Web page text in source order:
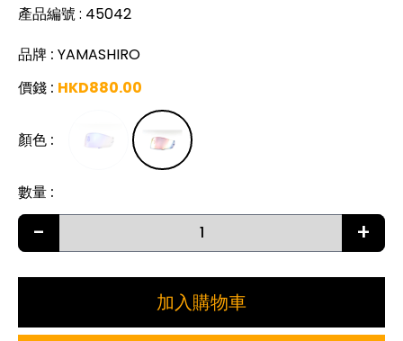
產品編號: 45042
品牌 : YAMASHIRO
價錢 : HKD880.00
顏色 :
數量 :
- +
加入購物車